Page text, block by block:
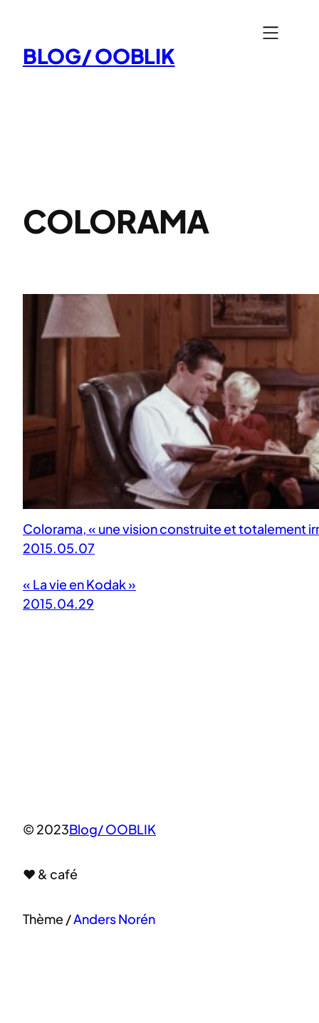
contenu
BLOG/ OOBLIK
COLORAMA
Colorama, « une vision construite et totalement
2015.05.07
« La vie en Kodak »
2015.04.29
© 2023Blog/ OOBLIK
♥ & café
Thème /Anders Norén